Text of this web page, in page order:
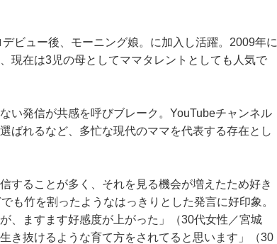
ビュー後、モーニング娘。に加入し活躍。2009年に
現在は3児の母としてママタレントとしても人気で
い発信が共感を呼びブレーク。YouTubeチャンネル
ばれるなど、多忙な現代のママを代表する存在とし
することが多く、それを見る機会が増えたため好き
も竹を割ったようなはっきりとした発言に好印象。
、ますます好感度が上がった」（30代女性／宮城
き抜けるような育て方をされてると思います」（30